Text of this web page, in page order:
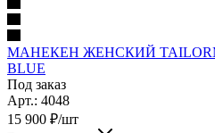
МАНЕКЕН ЖЕНСКИЙ
BLUE
Под заказ
Арт.: 4048
15 900 ₽/шт